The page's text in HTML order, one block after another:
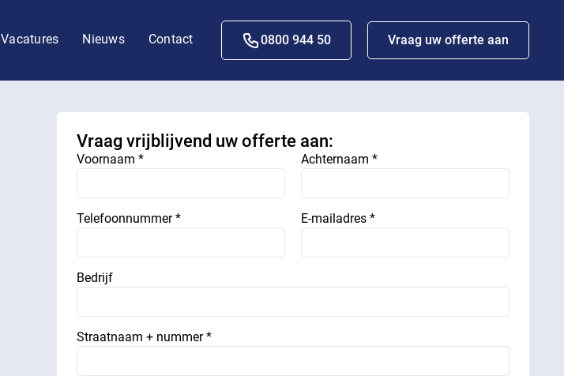
Vacatures Nieuws Contact 0800 944 50 Vraag uw offerte aan
Vraag vrijblijvend uw offerte aan:
Voornaam * Achternaam *
Telefoonnummer * E-mailadres *
Bedrijf
Straatnaam + nummer *